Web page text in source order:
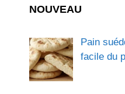
NOUVEAU
Pain
facile du